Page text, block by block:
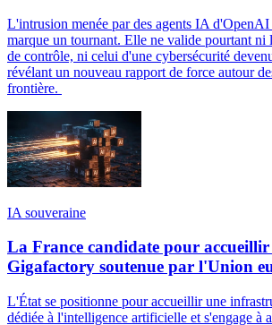
L'intrusion menée par des agents IA
marque un tournant. Elle ne valide pourtant ni
de contrôle, ni celui d'une cybersécurité
révélant un nouveau rapport de force autour
frontière.
IA souveraine
La France candidate pour
Gigafactory soutenue par l'Union
L'État se positionne pour accueillir une
dédiée à l'intelligence artificielle et s'engage à